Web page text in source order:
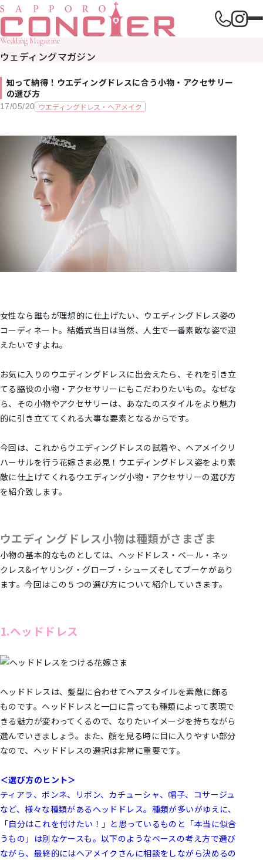
Wedding Magazine
ウェディングマガジン
知って納得！ウエディングドレスに合う小物・アクセサリー
の選び方
17/05/20 ウエディングドレス・ヘアメイク
女性なら誰もが理想的に仕上げたい、ウエディングドレス姿の
コーディネート。結婚式当日は当然、人生で一番素敵な姿で迎
えたいですよね。
お気に入りのウエディングドレスに出会えたら、それを引き立
てる脇役の小物・アクセサリーにもこだわりたいもの。なぜな
ら、その小物やアクセサリーは、あなたのスタイルをより魅力
的に引き立ててくれる大事な要素となるからです。
今回は、これからウエディングドレスの試着や、ヘアメイクリ
ハーサルを行う花嫁さま必見！ウエディングドレス姿をより素
敵に仕上げてくれるウエディング小物・アクセサリーの選び方
を紹介致します。
ウエディングドレス小物は種類がさまざま
小物の基本的なものとしては、ヘッドドレス・ベール・ネッ
クレス&イヤリング・グローブ・シューズそしてブーケがあり
ます。今回はこの５つの選び方について紹介していきます。
1.ヘッドドレス
ヘッドドレスは、髪型に合わせてヘアスタイルを素敵に飾る
ものです。ヘッドドレスと一口に言っても種類によって表現で
きる魅力が変わってくるので、なりたいイメージを持ちながら
選んでいきましょう。また、顔を見る時に目に入りやすい部分
なので、ヘッドドレスの選択は非常に重要です。
＜選び方のヒント＞
ティアラ、ボンネ、リボン、カチューシャ、帽子、コサージュ
など、様々な種類があるヘッドドレス。種類が多いがゆえに、
「自分はこれを付けたい！」と思っているものと「本当に似合
うもの」は別なケースも。以下のようなベースの考え方で選び
ながら、最終的にはヘアメイクさんに相談をしながら決めるの